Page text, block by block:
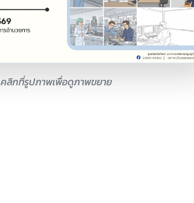
คลิกที่รูปภาพเพื่อดูภาพขยาย